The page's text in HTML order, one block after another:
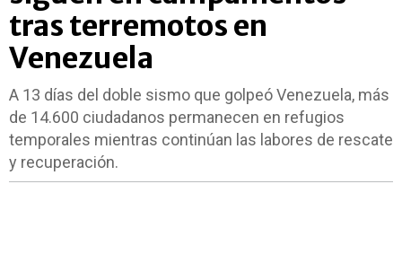
tras terremotos en
Venezuela
A 13 días del doble sismo que golpeó Venezuela, más
de 14.600 ciudadanos permanecen en refugios
temporales mientras continúan las labores de rescate
y recuperación.